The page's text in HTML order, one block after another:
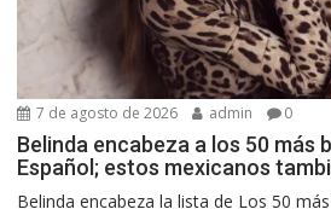
7 de agosto de 2026 admin 0
Belinda encabeza a los 50 más
Español; estos mexicanos
Belinda encabeza la lista de Los 50